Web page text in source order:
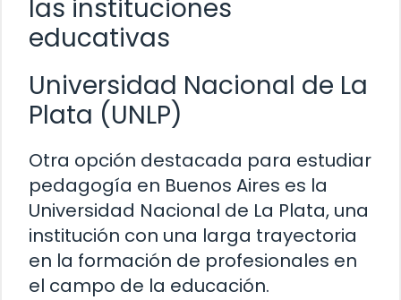
las instituciones
educativas
Universidad Nacional de La
Plata (UNLP)
Otra opción destacada para estudiar
pedagogía en Buenos Aires es la
Universidad Nacional de La Plata, una
institución con una larga trayectoria
en la formación de profesionales en
el campo de la educación.